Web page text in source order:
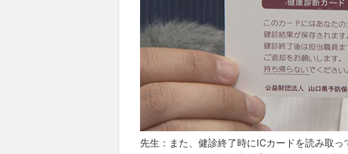
先生：また、健診終了時にICカードを読み取っ